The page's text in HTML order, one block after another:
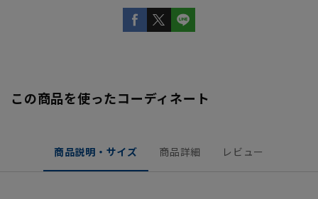
この商品を使ったコーディネート
商品説明・サイズ 商品詳細 レビュー